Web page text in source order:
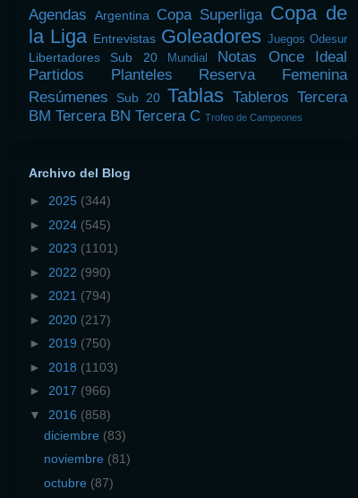
Agendas Argentina Copa Superliga Copa de
la Liga Entrevistas Goleadores Juegos Odesur
Libertadores Sub 20 Mundial Notas
Once Ideal
Partidos
Planteles
Reserva Femenina
Resúmenes
Sub 20 Tablas Tableros Tercera
BM Tercera BN Tercera C Trofeo de Campeones
Archivo del Blog
► 2025 (344)
► 2024 (545)
► 2023 (1101)
► 2022 (990)
► 2021 (794)
► 2020 (217)
► 2019 (750)
► 2018 (1103)
► 2017 (966)
▼ 2016 (858)
diciembre (83)
noviembre (81)
octubre (87)